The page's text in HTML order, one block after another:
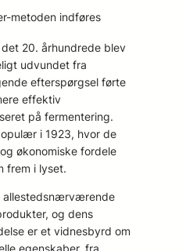
metoden indføres
20. århundrede blev
udvundet fra
efterspørgsel førte
effektiv
på fermentering.
i 1923, hvor de
økonomiske fordele
frem i lyset.
allestedsnærværende
og dens
er et vidnesbyrd om